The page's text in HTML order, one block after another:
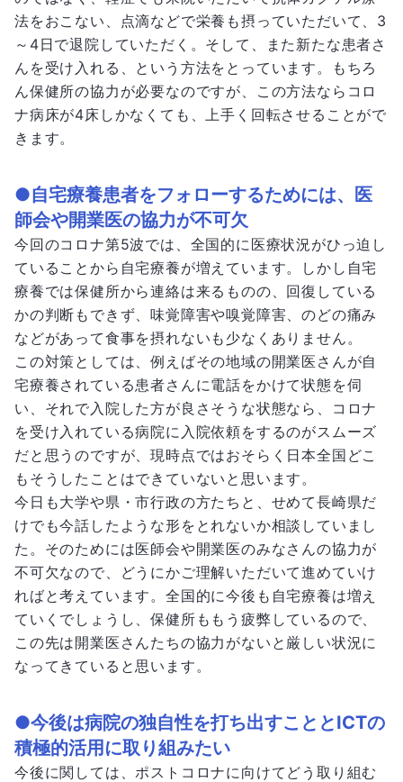
法をおこない、点滴などで栄養も摂っていただいて、3
～4日で退院していただく。そして、また新たな患者さ
んを受け入れる、という方法をとっています。もちろ
ん保健所の協力が必要なのですが、この方法ならコロ
ナ病床が4床しかなくても、上手く回転させることがで
きます。
●自宅療養患者をフォローするためには、医
師会や開業医の協力が不可欠
今回のコロナ第5波では、全国的に医療状況がひっ迫し
ていることから自宅療養が増えています。しかし自宅
療養では保健所から連絡は来るものの、回復している
かの判断もできず、味覚障害や嗅覚障害、のどの痛み
などがあって食事を摂れないも少なくありません。
この対策としては、例えばその地域の開業医さんが自
宅療養されている患者さんに電話をかけて状態を伺
い、それで入院した方が良さそうな状態なら、コロナ
を受け入れている病院に入院依頼をするのがスムーズ
だと思うのですが、現時点ではおそらく日本全国どこ
もそうしたことはできていないと思います。
今日も大学や県・市行政の方たちと、せめて長崎県だ
けでも今話したような形をとれないか相談していまし
た。そのためには医師会や開業医のみなさんの協力が
不可欠なので、どうにかご理解いただいて進めていけ
ればと考えています。全国的に今後も自宅療養は増え
ていくでしょうし、保健所ももう疲弊しているので、
この先は開業医さんたちの協力がないと厳しい状況に
なってきていると思います。
●今後は病院の独自性を打ち出すこととICTの
積極的活用に取り組みたい
今後に関しては、ポストコロナに向けてどう取り組む